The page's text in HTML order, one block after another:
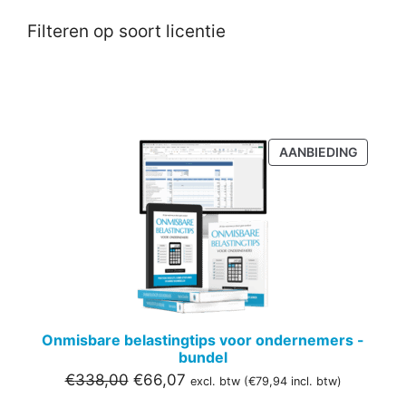
Filteren op soort licentie
AANBIEDING
IN
Onmisbare belastingtips voor ondernemers -
bundel
€338,00 Oorspronkelijke
€66,07Huidige
excl. btw (€79,94incl. btw)